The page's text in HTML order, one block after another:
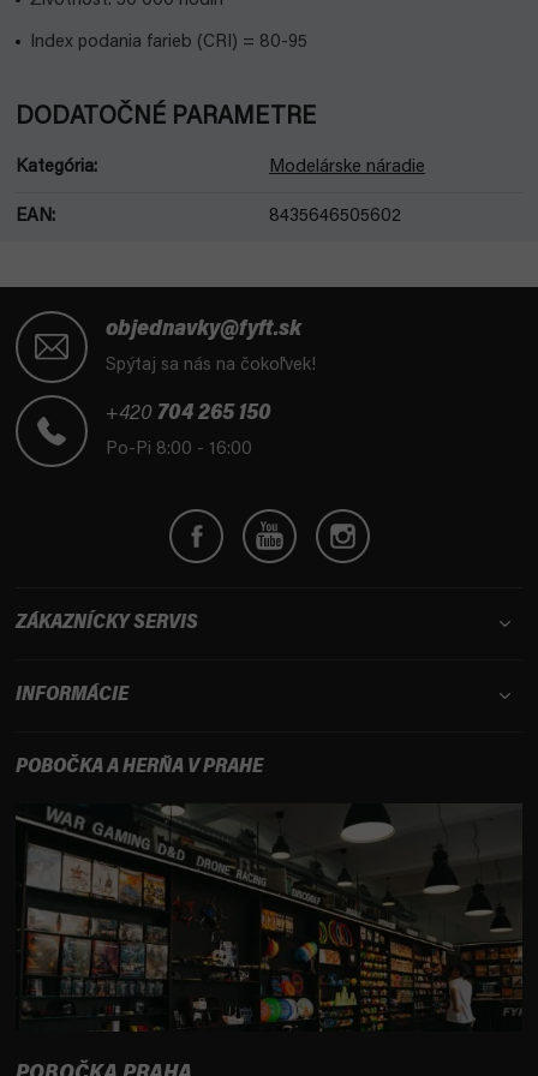
Index podania farieb (CRI) = 80-95
DODATOČNÉ PARAMETRE
Kategória: Modelárske náradie
EAN: 8435646505602
objednavky@fyft.sk
Spýtaj sa nás na čokoľvek!
+420 704 265 150
Po-Pi 8:00 - 16:00
ZÁKAZNÍCKY SERVIS
INFORMÁCIE
POBOČKA A HERŇA V PRAHE